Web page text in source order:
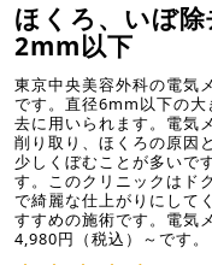
ほくろ、いぼ
2mm以下
東京中央美容外科の電気
です。直径6mm以下の
去に用いられます。電気
削り取り、ほくろの原因
少しくぼむことが多いで
す。このクリニックはド
で綺麗な仕上がりにして
すすめの施術です。電気
4,980円（税込）～です。